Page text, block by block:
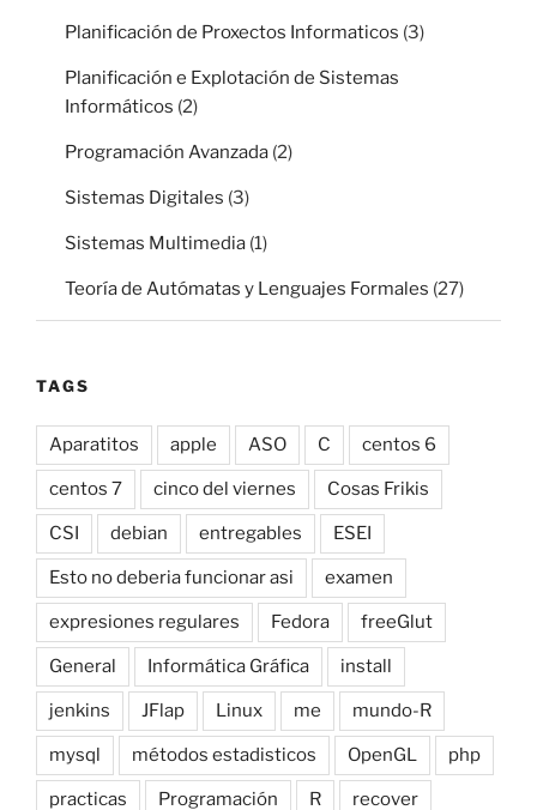
Planificación de Proxectos Informaticos (3)
Planificación e Explotación de Sistemas
Informáticos (2)
Programación Avanzada (2)
Sistemas Digitales (3)
Sistemas Multimedia (1)
Teoría de Autómatas y Lenguajes Formales (27)
TAGS
Aparatitos apple ASO C centos 6
centos 7 cinco del viernes Cosas Frikis
CSI debian entregables ESEI
Esto no deberia funcionar asi examen
expresiones regulares Fedora freeGlut
General Informática Gráfica install
jenkins JFlap Linux me mundo-R
mysql métodos estadisticos OpenGL php
practicas Programación R recover